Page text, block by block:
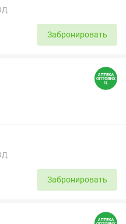
Забронировать
Забронировать